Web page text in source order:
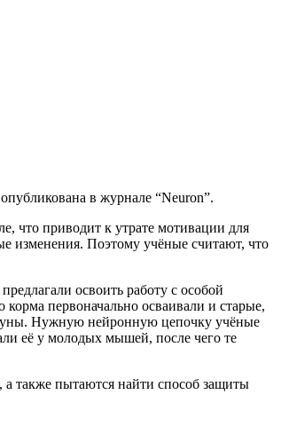
в журнале “Neuron”.
что приводит к утрате мотивации для
изменения. Поэтому учёные считают, что
освоить работу с особой
первоначально осваивали и старые,
Нужную нейронную цепочку учёные
её у молодых мышей, после чего те
а также пытаются найти способ защиты